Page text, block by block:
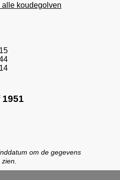
alle koudegolven
om de gegevens